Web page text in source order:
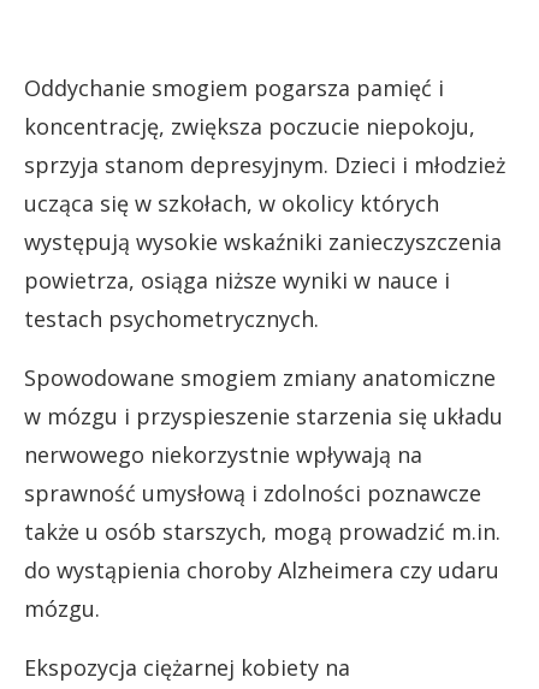
Oddychanie smogiem pogarsza pamięć i
koncentrację, zwiększa poczucie niepokoju,
sprzyja stanom depresyjnym. Dzieci i młodzież
ucząca się w szkołach, w okolicy których
występują wysokie wskaźniki zanieczyszczenia
powietrza, osiąga niższe wyniki w nauce i
testach psychometrycznych.
Spowodowane smogiem zmiany anatomiczne
w mózgu i przyspieszenie starzenia się układu
nerwowego niekorzystnie wpływają na
sprawność umysłową i zdolności poznawcze
także u osób starszych, mogą prowadzić m.in.
do wystąpienia choroby Alzheimera czy udaru
mózgu.
Ekspozycja ciężarnej kobiety na